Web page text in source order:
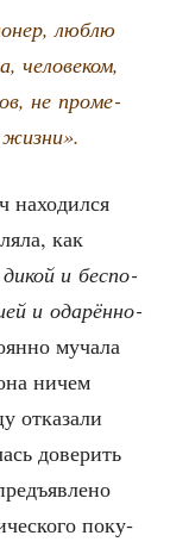
люб­лю
чело­ве­ком,
не про­ме­
нахо­дил­ся
как
дикой и бес­по­
и ода­рён­но­
муча­ла
ничем
отка­за­ли
дове­рить
поку­